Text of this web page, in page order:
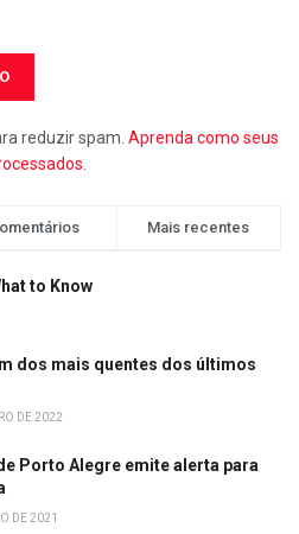
reduzir spam. Aprenda como seus
Mais recentes
to Know
dos mais quentes dos últimos
DE 2022
Porto Alegre emite alerta para
DE 2021